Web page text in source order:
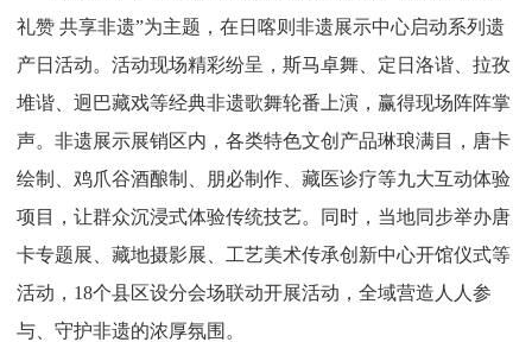
礼赞 共享非遗”为主题，在日喀则非遗展示中心启动系列遗
产日活动。活动现场精彩纷呈，斯马卓舞、定日洛谐、拉孜
堆谐、迥巴藏戏等经典非遗歌舞轮番上演，赢得现场阵阵掌
声。非遗展示展销区内，各类特色文创产品琳琅满目，唐卡
绘制、鸡爪谷酒酿制、朋必制作、藏医诊疗等九大互动体验
项目，让群众沉浸式体验传统技艺。同时，当地同步举办唐
卡专题展、藏地摄影展、工艺美术传承创新中心开馆仪式等
活动，18个县区设分会场联动开展活动，全域营造人人参
与、守护非遗的浓厚氛围。